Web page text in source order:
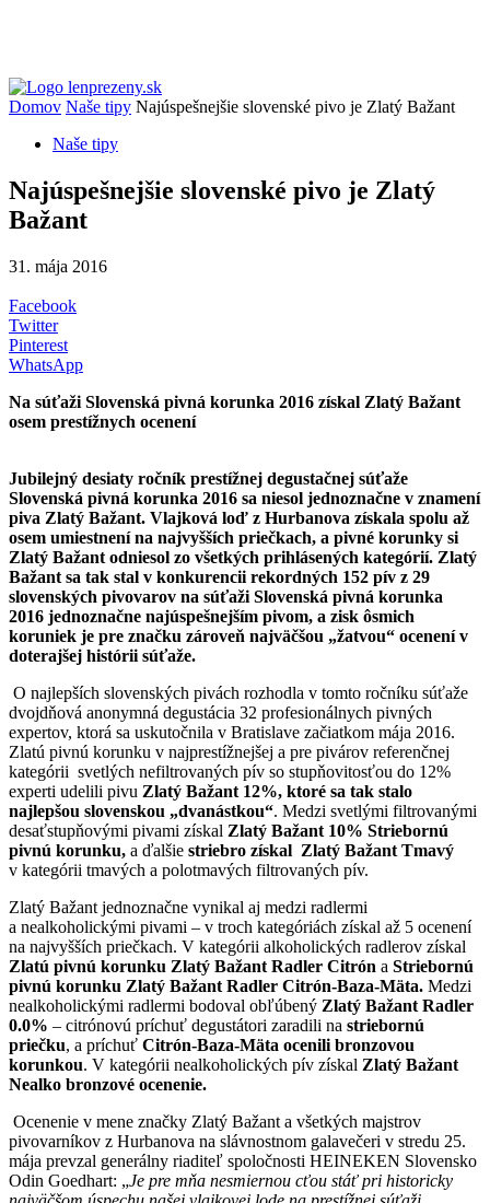
Domov Naše tipy Najúspešnejšie slovenské pivo je Zlatý Bažant
Naše tipy
Najúspešnejšie slovenské pivo je Zlatý
Bažant
31. mája 2016
Facebook
Twitter
Pinterest
WhatsApp
Na súťaži Slovenská pivná korunka 2016 získal Zlatý Bažant
osem prestížnych ocenení
Jubilejný desiaty ročník prestížnej degustačnej súťaže
Slovenská pivná korunka 2016 sa niesol jednoznačne v znamení
piva Zlatý Bažant. Vlajková loď z Hurbanova získala spolu až
osem umiestnení na najvyšších priečkach, a pivné korunky si
Zlatý Bažant odniesol zo všetkých prihlásených kategórií. Zlatý
Bažant sa tak stal v konkurencii rekordných 152 pív z 29
slovenských pivovarov na súťaži Slovenská pivná korunka
2016 jednoznačne najúspešnejším pivom, a zisk ôsmich
koruniek je pre značku zároveň najväčšou „žatvou“ ocenení v
doterajšej histórii súťaže.
O najlepších slovenských pivách rozhodla v tomto ročníku súťaže
dvojdňová anonymná degustácia 32 profesionálnych pivných
expertov, ktorá sa uskutočnila v Bratislave začiatkom mája 2016.
Zlatú pivnú korunku v najprestížnejšej a pre pivárov referenčnej
kategórii svetlých nefiltrovaných pív so stupňovitosťou do 12%
experti udelili pivu Zlatý Bažant 12%, ktoré sa tak stalo
najlepšou slovenskou „dvanástkou“. Medzi svetlými filtrovanými
desaťstupňovými pivami získal Zlatý Bažant 10% Striebornú
pivnú korunku, a ďalšie striebro získal Zlatý Bažant Tmavý
v kategórii tmavých a polotmavých filtrovaných pív.
Zlatý Bažant jednoznačne vynikal aj medzi radlermi
a nealkoholickými pivami – v troch kategóriách získal až 5 ocenení
na najvyšších priečkach. V kategórii alkoholických radlerov získal
Zlatú pivnú korunku Zlatý Bažant Radler Citrón a Striebornú
pivnú korunku Zlatý Bažant Radler Citrón-Baza-Mäta. Medzi
nealkoholickými radlermi bodoval obľúbený Zlatý Bažant Radler
0.0% – citrónovú príchuť degustátori zaradili na striebornú
priečku, a príchuť Citrón-Baza-Mäta ocenili bronzovou
korunkou. V kategórii nealkoholických pív získal Zlatý Bažant
Nealko bronzové ocenenie.
Ocenenie v mene značky Zlatý Bažant a všetkých majstrov
pivovarníkov z Hurbanova na slávnostnom galavečeri v stredu 25.
mája prevzal generálny riaditeľ spoločnosti HEINEKEN Slovensko
Odin Goedhart: „Je pre mňa nesmiernou cťou stáť pri historicky